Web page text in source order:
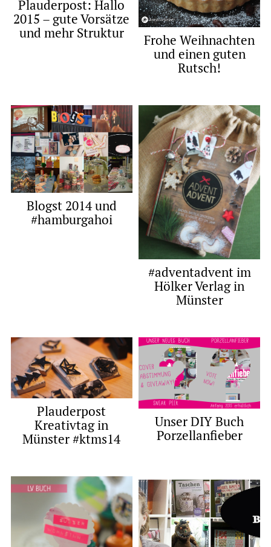
Plauderpost: Hallo
2015 – gute Vorsätze
und mehr Struktur
Frohe Weihnachten
und einen guten
Rutsch!
Blogst 2014 und
#hamburgahoi
#adventadvent im
Hölker Verlag in
Münster
Plauderpost
Kreativtag in
Münster #ktms14
Unser DIY Buch
Porzellanfieber